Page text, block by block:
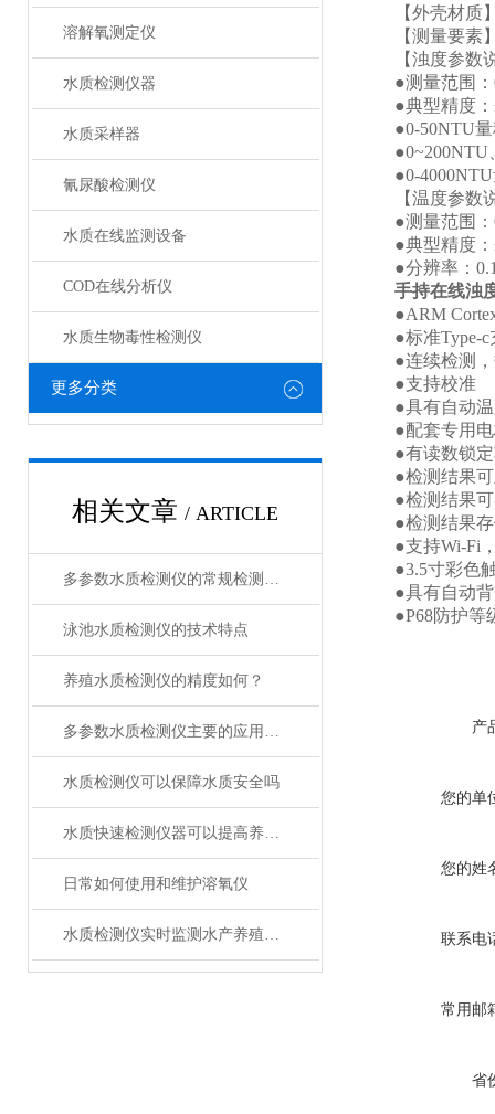
溶解氧测定仪
水质检测仪器
水质采样器
氰尿酸检测仪
水质在线监测设备
COD在线分析仪
水质生物毒性检测仪
更多分类
相关文章 / ARTICLE
多参数水质检测仪的常规检测项目有哪些？
泳池水质检测仪的技术特点
养殖水质检测仪的精度如何？
多参数水质检测仪主要的应用场景
水质检测仪可以保障水质安全吗
水质快速检测仪器可以提高养殖效率吗
日常如何使用和维护溶氧仪
水质检测仪实时监测水产养殖水质
【外壳材质】
【测量要素】
【浊度参数
●测量范围：
●典型精度：
●0-50NTU量
●0~200NTU、
●0-4000NTU
【温度参数
●测量范围：
●典型精度：
●分辨率：
手持在线浊
●ARM Cortex-
●标准Type-c
●连续检测，
●支持校准
●具有自动温
●配套专用电
●有读数锁定
●检测结果可
●检测结果可
●检测结果存
●支持Wi-Fi，
●3.5寸彩色触
●具有自动背
●P68防护等
产
您的单
您的姓
联系电
常用邮
省